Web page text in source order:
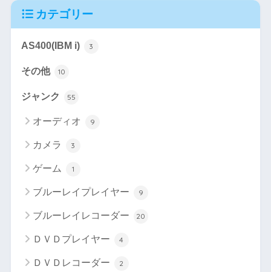
カテゴリー
AS400(IBM i) 3
その他 10
ジャンク 55
オーディオ 9
カメラ 3
ゲーム 1
ブルーレイプレイヤー 9
ブルーレイレコーダー 20
ＤＶＤプレイヤー 4
ＤＶＤレコーダー 2